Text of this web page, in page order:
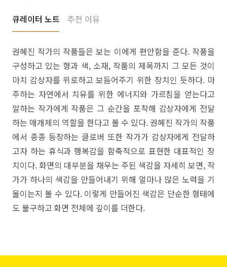
큐레이터 노트 추천 이유
권혜진 작가의 작품들은 보는 이에게 편안함을 준다. 작품을
구성하고 있는 형과 색, 소재, 작품의 제목까지 그 모든 것이
마치 감상자를 위로하고 보듬어주기 위한 장치인 듯하다. 마
주하는 자연에서 치유를 위한 에너지와 가르침을 얻는다고
말하는 작가에게 작품은 그 순간을 포착해 감상자에게 전달
하는 매개체의 역할을 한다고 볼 수 있다. 권혜진 작가의 작품
에서 종종 등장하는 클로버 또한 작가가 감상자에게 전달하
고자 하는 휴식과 행복감을 함축적으로 표현한 대표적인 장
치이다. 화면의 대부분을 채우는 주된 색감을 자세히 보면, 작
가가 하나의 색감을 만들어내기 위해 얼마나 많은 노력을 기
울이는지 볼 수 있다. 이렇게 만들어진 색감은 단순한 형태에
도 불구하고 화면 전체에 깊이를 더한다.